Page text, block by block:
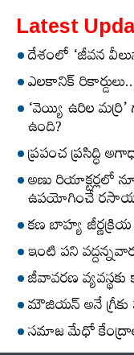
Latest
దేశంలో ‘జీవన
ఎలకానిక్‌
‘వెయ్యి ఉరిల
ఉంది?
ప్రపంచ ప్రసిద్ధి
అణు రియాక్టర్లలో
ఉపయోగించే
కణ బాహ్య జీర్ణక్రియ
ఇంటి పని
జీవావరణ
మౌజియన్‌ అనే గ్రీకు
సమాజ మేధో